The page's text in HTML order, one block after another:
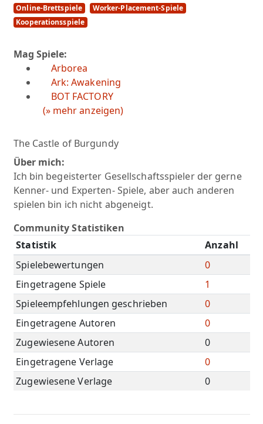
Online-Brettspiele
Worker-Placement-Spiele
Kooperationsspiele
Mag Spiele:
Arborea
Ark: Awakening
BOT FACTORY
(» mehr anzeigen)
The Castle of Burgundy
Über mich:
Ich bin begeisterter Gesellschaftsspieler der gerne
Kenner- und Experten- Spiele, aber auch anderen
spielen bin ich nicht abgeneigt.
Community Statistiken
Statistik
Anzahl
Spielebewertungen
0
Eingetragene Spiele
1
Spieleempfehlungen geschrieben
0
Eingetragene Autoren
0
Zugewiesene Autoren
0
Eingetragene Verlage
0
Zugewiesene Verlage
0